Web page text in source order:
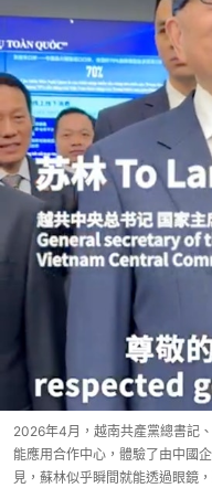
2026年4月，越南共產黨總書記
能應用合作中心，體驗了由中國
見，蘇林似乎瞬間就能透過眼鏡